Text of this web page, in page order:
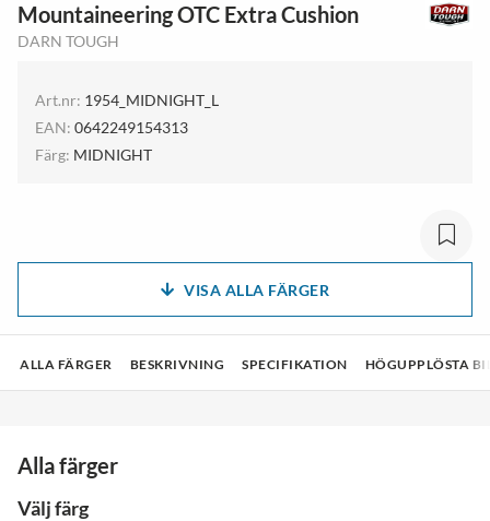
Mountaineering OTC Extra Cushion
DARN TOUGH
Art.nr: 1954_MIDNIGHT_L
EAN: 0642249154313
Färg: MIDNIGHT
VISA ALLA FÄRGER
ALLA FÄRGER BESKRIVNING SPECIFIKATION HÖGUPPLÖSTA
Alla färger
Välj färg